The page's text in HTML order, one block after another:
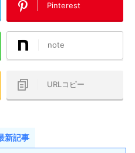
Pinterest
note
URLコピー
新記事